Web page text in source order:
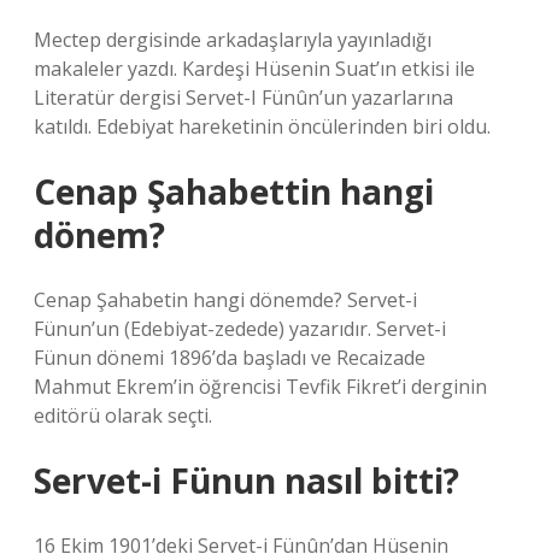
Mectep dergisinde arkadaşlarıyla yayınladığı
makaleler yazdı. Kardeşi Hüsenin Suat’ın etkisi ile
Literatür dergisi Servet-I Fünûn’un yazarlarına
katıldı. Edebiyat hareketinin öncülerinden biri oldu.
Cenap Şahabettin hangi
dönem?
Cenap Şahabetin hangi dönemde? Servet-i
Fünun’un (Edebiyat-zedede) yazarıdır. Servet-i
Fünun dönemi 1896’da başladı ve Recaizade
Mahmut Ekrem’in öğrencisi Tevfik Fikret’i derginin
editörü olarak seçti.
Servet-i Fünun nasıl bitti?
16 Ekim 1901’deki Servet-i Fünûn’dan Hüsenin